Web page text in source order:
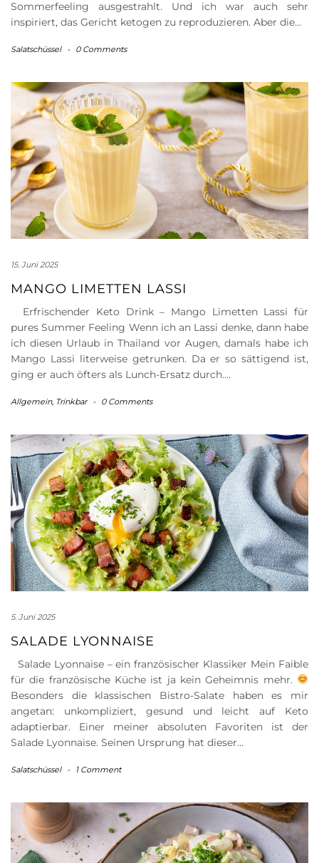
Sommerfeeling ausgestrahlt. Und ich war auch sehr
inspiriert, das Gericht ketogen zu reproduzieren. Aber die…
Salatschüssel - 0 Comments
15. Juni 2025
MANGO LIMETTEN LASSI
Erfrischender Keto Drink – Mango Limetten Lassi für
pures Summer Feeling Wenn ich an Lassi denke, dann habe
ich diesen Urlaub in Thailand vor Augen, damals habe ich
Mango Lassi literweise getrunken. Da er so sättigend ist,
ging er auch öfters als Lunch-Ersatz durch….
Allgemein, Trinkbar - 0 Comments
5. Juni 2025
SALADE LYONNAISE
Salade Lyonnaise – ein französischer Klassiker Mein Faible
für die französische Küche ist ja kein Geheimnis mehr.
Besonders die klassischen Bistro-Salate haben es mir
angetan: unkompliziert, gesund und leicht auf Keto
adaptierbar. Einer meiner absoluten Favoriten ist der
Salade Lyonnaise. Seinen Ursprung hat dieser…
Salatschüssel - 1 Comment